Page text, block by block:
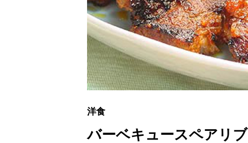
洋食
バーベキュースペアリブ